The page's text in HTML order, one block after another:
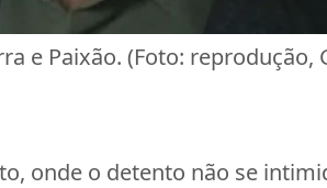
e Paixão. (Foto: reprodução,
onde o detento não se